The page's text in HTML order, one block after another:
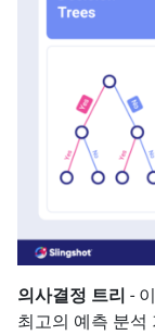
의사결정 트리 -
최고의 예측 분석